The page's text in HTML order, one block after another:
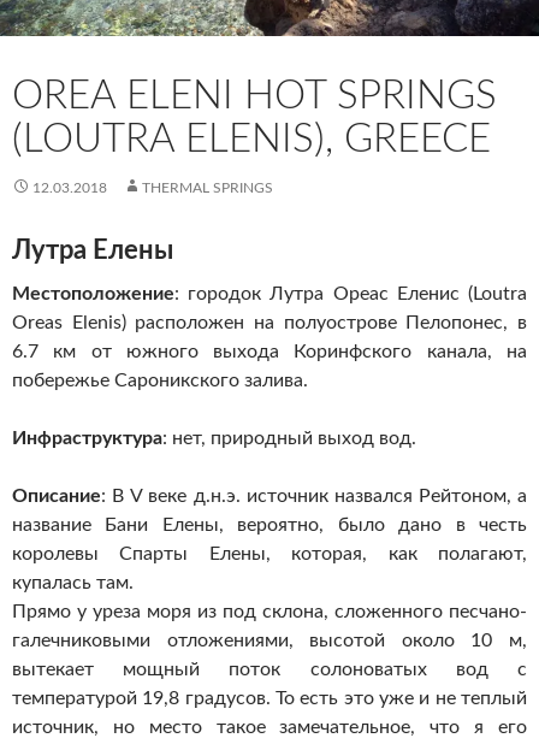
OREA ELENI HOT SPRINGS
(LOUTRA ELENIS), GREECE
12.03.2018 THERMAL SPRINGS
Лутра Елены
Местоположение: городок Лутра Ореас Еленис (Loutra
Oreas Elenis) расположен на полуострове Пелопонес, в
6.7 км от южного выхода Коринфского канала, на
побережье Сароникского залива.
Инфраструктура: нет, природный выход вод.
Описание: В V веке д.н.э. источник назвался Рейтоном, а
название Бани Елены, вероятно, было дано в честь
королевы Спарты Елены, которая, как полагают,
купалась там.
Прямо у уреза моря из под склона, сложенного песчано-
галечниковыми отложениями, высотой около 10 м,
вытекает мощный поток солоноватых вод с
температурой 19,8 градусов. То есть это уже и не теплый
источник, но место такое замечательное, что я его